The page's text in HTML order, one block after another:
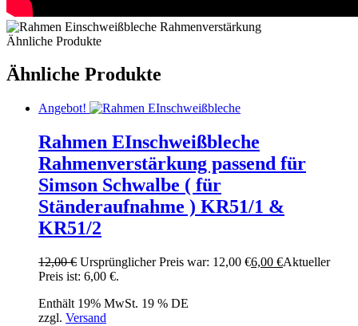
Ähnliche Produkte
Ähnliche Produkte
Angebot!
Rahmen EInschweißbleche
Rahmenverstärkung passend für
Simson Schwalbe ( für
Ständeraufnahme ) KR51/1 &
KR51/2
12,00€ Ursprünglicher Preis war: 12,00 €6,00 €Aktueller
Preis ist: 6,00 €.
Enthält 19% MwSt. 19 % DE
zzgl. Versand